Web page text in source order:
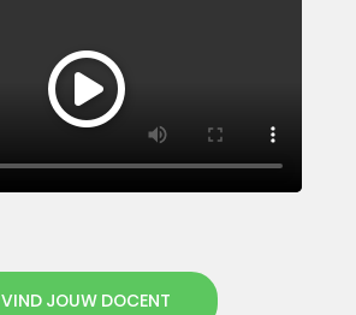
VIND JOUW DOCENT